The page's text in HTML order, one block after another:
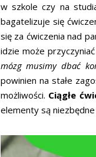
w szkole czy na
bagatelizuje się
się za ćwiczenia nad
idzie może
mózg musimy dbać
powinien na stałe
możliwości. Ciągłe
elementy są